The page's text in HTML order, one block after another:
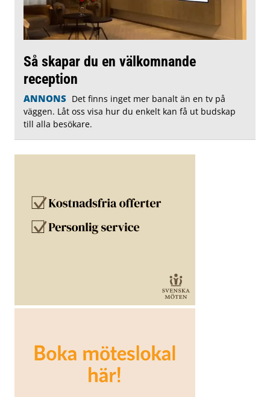
Så skapar du en välkomnande
reception
ANNONS Det finns inget mer banalt än en tv på
väggen. Låt oss visa hur du enkelt kan få ut budskap
till alla besökare.